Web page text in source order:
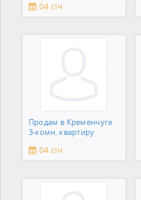
04 січ.
Продам в Кременчуге
3-комн. квартиру
04 січ.